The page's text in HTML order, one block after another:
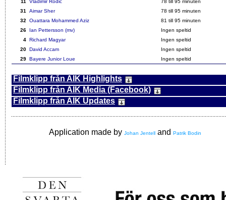
11 Vladimir Rodic
78 till 95 minuten
31
Aimar Sher
78 till 95 minuten
32
Ouattara Mohammed Aziz
81 till 95 minuten
26
Ian Pettersson (mv)
Ingen speltid
4 Richard Magyar
Ingen speltid
20 David Accam
Ingen speltid
29 Bayere Junior Loue Ingen speltid
Filmklipp från AIK Highlights
Filmklipp från AIK Media (Facebook)
Filmklipp från AIK Updates
Application made by Johan Jentell and Patrik Bodin